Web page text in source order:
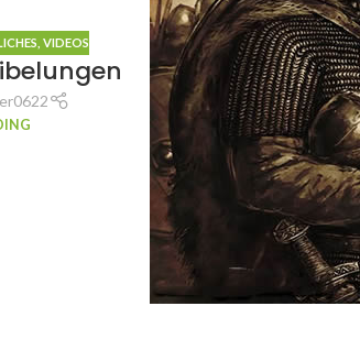
VIDEOS